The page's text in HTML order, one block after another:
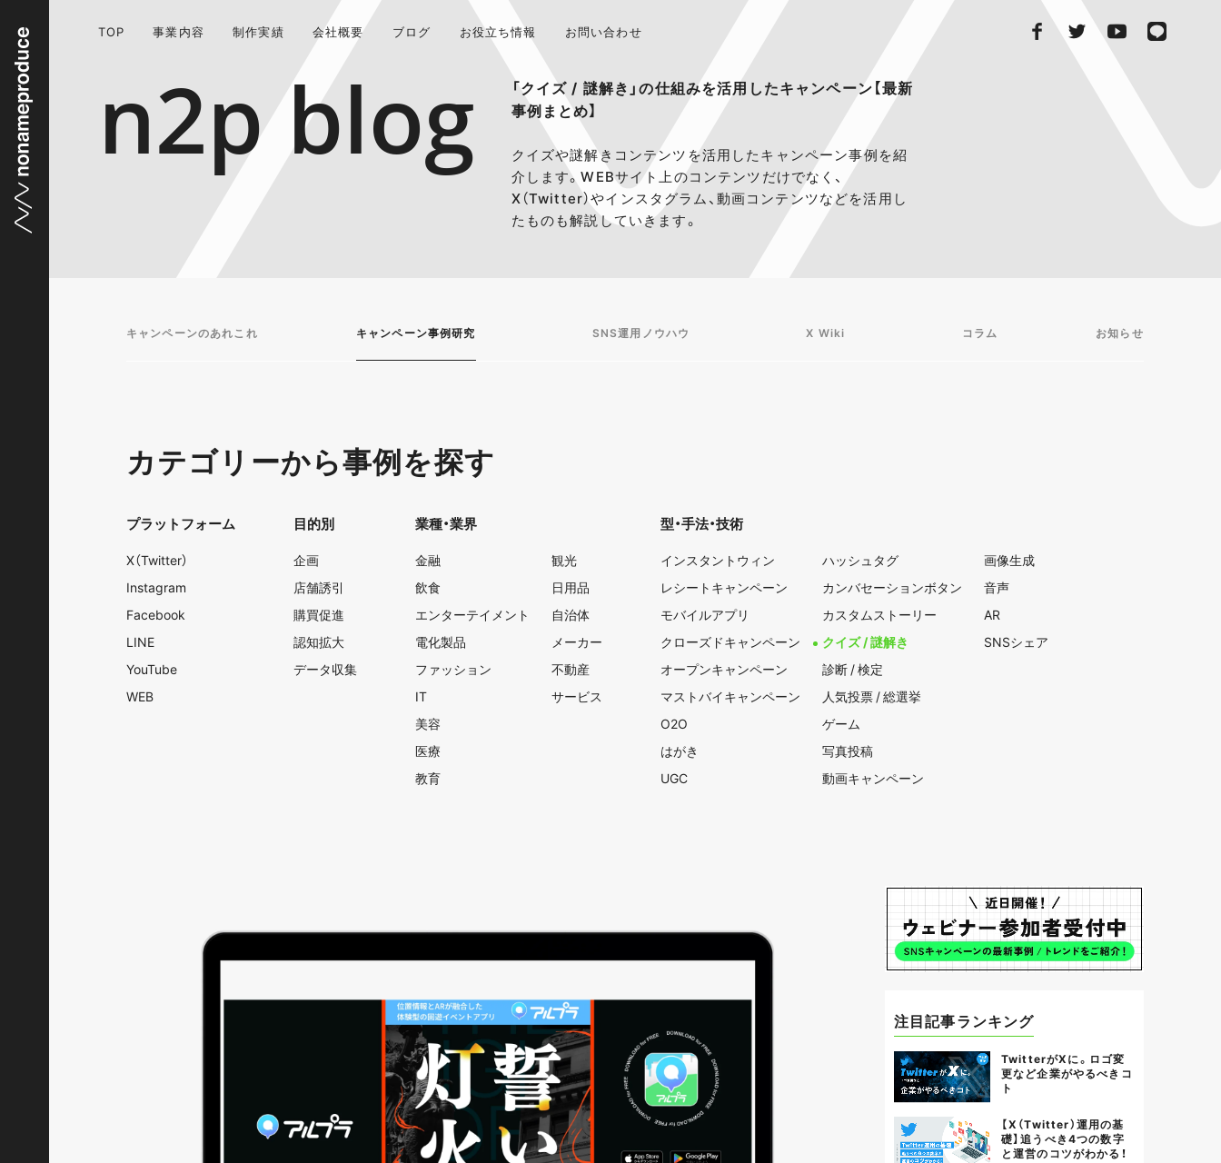
TOP 事業内容 制作実績 会社概要 ブログ お役立ち情報 お問い合わせ
n2p blog
「クイズ / 謎解き」の仕組みを活用したキャンペーン【最新
事例まとめ】
クイズや謎解きコンテンツを活用したキャンペーン事例を紹
介します。WEBサイト上のコンテンツだけでなく、
X（Twitter）やインスタグラム、動画コンテンツなどを活用し
たものも解説していきます。
キャンペーンのあれこれ キャンペーン事例研究 SNS運用ノウハウ X Wiki コラム お知らせ
カテゴリーから事例を探す
プラットフォーム
X（Twitter）
Instagram
Facebook
LINE
YouTube
WEB
目的別
企画
店舗誘引
購買促進
認知拡大
データ収集
業種・業界
金融
飲食
エンターテイメント
電化製品
ファッション
IT
美容
医療
教育
観光
日用品
自治体
メーカー
不動産
サービス
型・手法・技術
インスタントウィン
レシートキャンペーン
モバイルアプリ
クローズドキャンペーン
オープンキャンペーン
マストバイキャンペーン
O2O
はがき
UGC
ハッシュタグ
カンバセーションボタン
カスタムストーリー
クイズ / 謎解き
診断 / 検定
人気投票 / 総選挙
ゲーム
写真投稿
動画キャンペーン
画像生成
音声
AR
SNSシェア
注目記事ランキング
TwitterがXに。ロゴ変
更など企業がやるべきコ
ト
【X（Twitter）運用の基
礎】追うべき4つの数字
と運営のコツがわかる！